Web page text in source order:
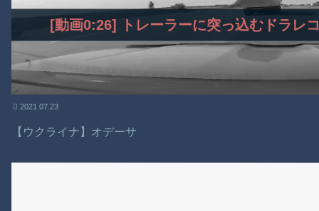
[動画0:26] トレーラーに突っ込むドラレ
2021.07.23
【ウクライナ】オデーサ